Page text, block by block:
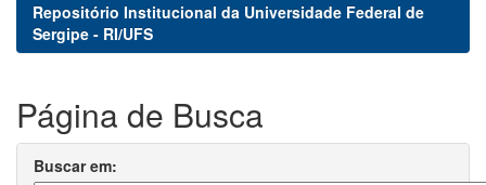
Repositório Institucional da Universidade Federal de
Sergipe - RI/UFS
Página de Busca
Buscar em: